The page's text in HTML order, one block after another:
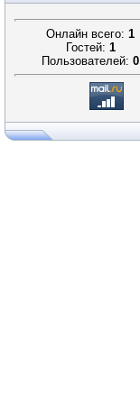
Онлайн всего: 1
Гостей: 1
Пользователей: 0